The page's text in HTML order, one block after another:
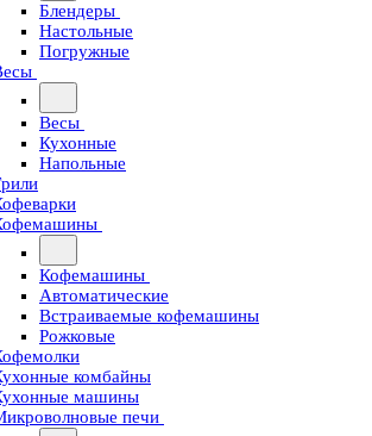
Блендеры
Настольные
Погружные
Весы
Кухонные
Напольные
Кофемашины
Автоматические
Встраиваемые кофемашины
Рожковые
комбайны
машины
печи